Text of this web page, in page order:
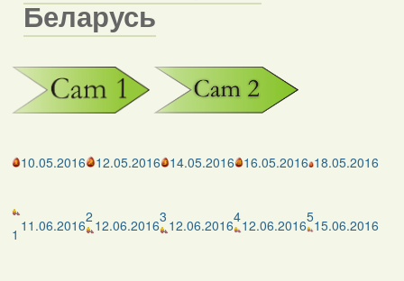
Беларусь
10.05.2016 12.05.2016 14.05.2016 16.05.2016 18.05.2016
1 11.06.20162 12.06.20163 12.06.2016412.06.2016515.06.2016